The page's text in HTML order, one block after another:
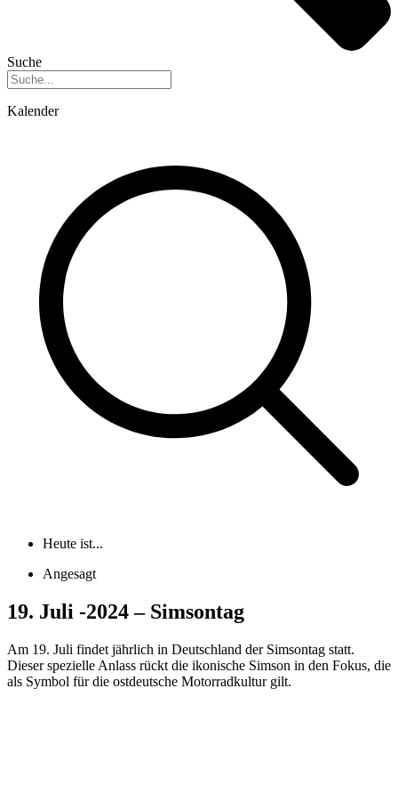
Suche
Kalender
Heute ist...
Angesagt
19. Juli -2024 – Simsontag
Am 19. Juli findet jährlich in Deutschland der Simsontag statt.
Dieser spezielle Anlass rückt die ikonische Simson in den Fokus, die
als Symbol für die ostdeutsche Motorradkultur gilt.